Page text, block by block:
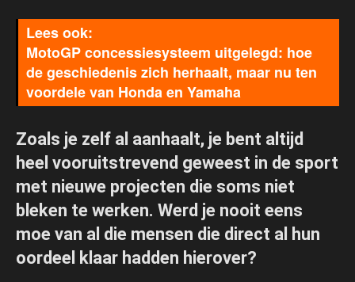
MotoGP concessiesysteem uitgelegd: hoe
de geschiedenis zich herhaalt, maar nu ten
voordele van Honda en Yamaha
Zoals je zelf al aanhaalt, je bent altijd
heel vooruitstrevend geweest in de sport
met nieuwe projecten die soms niet
bleken te werken. Werd je nooit eens
moe van al die mensen die direct al hun
oordeel klaar hadden hierover?